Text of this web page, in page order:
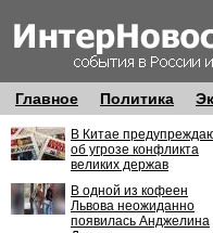
Главное Политика
В Китае
об угрозе конфликта
великих держав
В одной из кофеен
Львова неожиданно
появилась Анджелина